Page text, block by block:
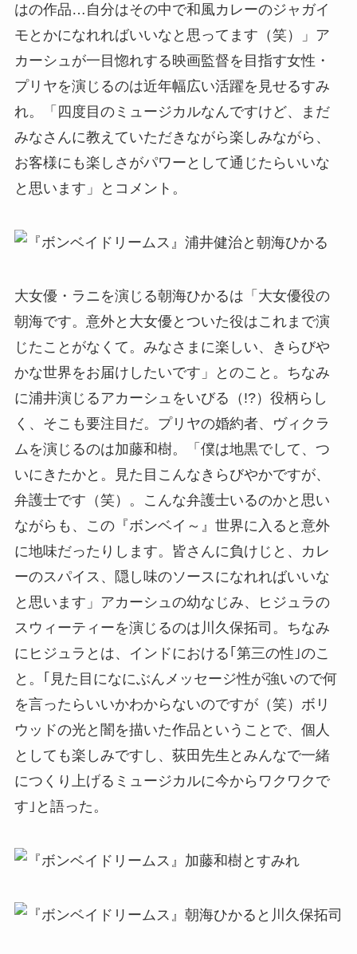
はの作品…自分はその中で和風カレーのジャガイ
モとかになれればいいなと思ってます（笑）」ア
カーシュが一目惚れする映画監督を目指す女性・
プリヤを演じるのは近年幅広い活躍を見せるすみ
れ。「四度目のミュージカルなんですけど、まだ
みなさんに教えていただきながら楽しみながら、
お客様にも楽しさがパワーとして通じたらいいな
と思います」とコメント。
大女優・ラニを演じる朝海ひかるは「大女優役の
朝海です。意外と大女優とついた役はこれまで演
じたことがなくて。みなさまに楽しい、きらびや
かな世界をお届けしたいです」とのこと。ちなみ
に浦井演じるアカーシュをいびる（!?）役柄らし
く、そこも要注目だ。プリヤの婚約者、ヴィクラ
ムを演じるのは加藤和樹。「僕は地黒でして、つ
いにきたかと。見た目こんなきらびやかですが、
弁護士です（笑）。こんな弁護士いるのかと思い
ながらも、この『ボンベイ～』世界に入ると意外
に地味だったりします。皆さんに負けじと、カレ
ーのスパイス、隠し味のソースになれればいいな
と思います」アカーシュの幼なじみ、ヒジュラの
スウィーティーを演じるのは川久保拓司。ちなみ
にヒジュラとは、インドにおける｢第三の性｣のこ
と。｢見た目になにぶんメッセージ性が強いので何
を言ったらいいかわからないのですが（笑）ボリ
ウッドの光と闇を描いた作品ということで、個人
としても楽しみですし、荻田先生とみんなで一緒
につくり上げるミュージカルに今からワクワクで
す｣と語った。